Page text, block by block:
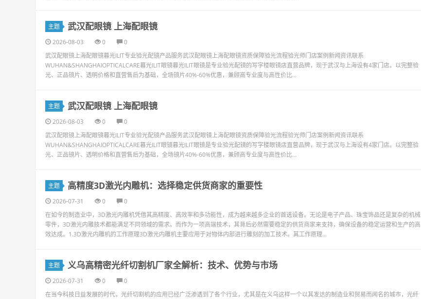
主题 武汉配眼镜 上海配眼镜
2026-08-03 0
0
武汉配眼镜上海配眼镜暮光ILIT专业验光配镜产品服务武汉配眼镜上海配眼镜资质保障验光流程验光师门店案例新闻资讯联系
WUHAN&SHANGHAIOPTICALCARE暮光ILIT眼镜暮光ILIT眼镜是专业验光配镜的写字楼眼镜店直营品牌，现于武汉与上海设有4家门店。以完整验
光、正品镜片、透明价格和直营售后为基础，全场镜片40%-60%优惠，兼顾高专业度与高性价比...
主题 武汉配眼镜 上海配眼镜
2026-08-03 0
0
武汉配眼镜上海配眼镜暮光ILIT专业验光配镜产品服务武汉配眼镜上海配眼镜资质保障验光流程验光师门店案例新闻资讯联系
WUHAN&SHANGHAIOPTICALCARE暮光ILIT眼镜暮光ILIT眼镜是专业验光配镜的写字楼眼镜店直营品牌，现于武汉与上海设有4家门店。以完整验
光、正品镜片、透明价格和直营售后为基础，全场镜片40%-60%优惠，兼顾高专业度与高性价比...
主题 高精度3D激光内雕机：选择稳定供货商家的重要性
2026-07-31 0
0
在如今的制造业中，3D激光内雕机凭借其高精度、高效率和多功能性，成为越来越多企业的首选设备。无论是电子产品、珠宝饰品还是复杂的机械
零件，3D激光内雕技术都能满足不同领域的需求。而作为一项高端技术，其背后必然需要稳定的供货商家来支持，确保设备的稳定运营和生产的高
效达成。1.3D激光内雕机的工作原理3D激光内雕机主要应用于对物体内部进行雕刻的加工技术。其工作原理...
主题 义乌高精密光纤切割机厂家全解析：技术、优势与市场
2026-07-31 0
0
在当今科技日益发展的时代，光纤切割机的应用已经广泛渗透到了各个行业，尤其是在义乌这样一个以其发达的制造业和贸易而闻名的城市，光纤